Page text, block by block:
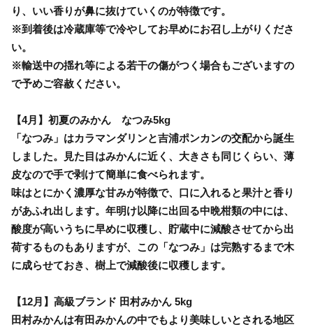
り、いい香りが鼻に抜けていくのが特徴です。
※到着後は冷蔵庫等で冷やしてお早めにお召し上がりくださ
い。
※輸送中の揺れ等による若干の傷がつく場合もございますの
で予めご容赦ください。
【4月】初夏のみかん なつみ5kg
「なつみ」はカラマンダリンと吉浦ポンカンの交配から誕生
しました。見た目はみかんに近く、大きさも同じくらい、薄
皮なので手で剥けて簡単に食べられます。
味はとにかく濃厚な甘みが特徴で、口に入れると果汁と香り
があふれ出します。年明け以降に出回る中晩柑類の中には、
酸度が高いうちに早めに収穫し、貯蔵中に減酸させてから出
荷するものもありますが、この「なつみ」は完熟するまで木
に成らせておき、樹上で減酸後に収穫します。
【12月】高級ブランド 田村みかん 5kg
田村みかんは有田みかんの中でもより美味しいとされる地区